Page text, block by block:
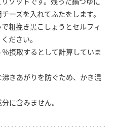
ーズを入れてふたをします。
粗挽き黒こしょうとセルフィ
ださい。
摂取するとして計算していま
きあがりを防ぐため、かき混
に含みません。